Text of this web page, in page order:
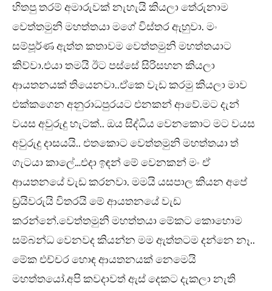
හිතපු තරම් අමාරුවක් නැහැයි කියලා තේරුනාම
වෙත්තමුනි මහත්තයා මගේ විස්තර ඇහුවා. මං
සම්පූර්ණ ඇත්ත කතාවම වෙත්තමුනි මහත්තයාට
කිව්වා.එයා තමයි ඊට පස්සේ සිරිසහන කියලා
ආයතනයක් තියෙනවා..ඒකෙ වැඩ කරමු කියලා මාව
එක්කගෙන අනුරාධපුරයට එනකන් ආවේ.මට දැන්
වයස අවුරුදු හැටක්.. ඔය සිද්ධිය වෙනකොට මට වයස
අවුරුදු දාසයයි.. එතකොට වෙත්තමුනි මහත්තයා ත්
ගැටයා කාලේ…එදා ඉඳන් මේ වෙනකන් මං ඒ
ආයතනයේ වැඩ කරනවා. මමයි යසපාල කියන අපේ
ඩ්‍රයිවරුයි විතරයි මේ ආයතනයේ වැඩ
කරන්නේ.වෙත්තමුනි මහත්තයා මේකට කොහොම
සම්බන්ධ වෙනවද කියන්න මම ඇත්තටම දන්නෙ නෑ..
මේක එච්චර හොඳ ආයතනයක් නෙමෙයි
මහත්තයෝ.අපි කවදාවත් ඇස් දෙකට දැකලා නැති